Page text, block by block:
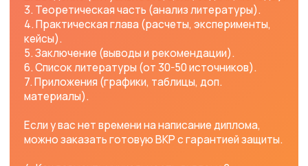
❓ Можно ли заказать срочное написание ВКР?
Да.
Вывод
Дипломная работа (ВКР) – сложный, но
выполнимый проект. Если вам нужна помощь в
написании диплома для ММУ, ММА, Синергии,
Росдистанта, РосНОУ, Витте, ОМГА, ВятГУ, ТулГУ
или МФЮА, обращайтесь к проверенным
🚀 Закажите дипломный проект с гарантией – и
защититесь на "отлично" без стресса!